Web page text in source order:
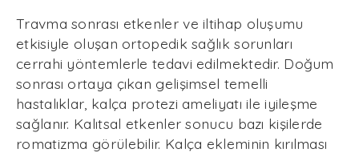
Travma sonrası etkenler ve iltihap oluşumu
etkisiyle oluşan ortopedik sağlık sorunları
cerrahi yöntemlerle tedavi edilmektedir. Doğum
sonrası ortaya çıkan gelişimsel temelli
hastalıklar, kalça protezi ameliyatı ile iyileşme
sağlanır. Kalıtsal etkenler sonucu bazı kişilerde
romatizma görülebilir. Kalça ekleminin kırılması